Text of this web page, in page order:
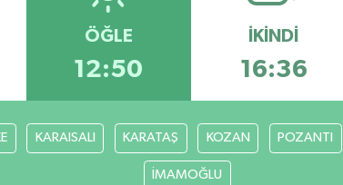
ÖĞLE
12:50
İKINDI
16:36
KARAISALI KARATAŞ KOZAN POZANTI
İMAMOĞLU